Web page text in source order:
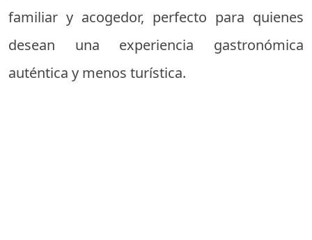
familiar y acogedor, perfecto para quienes
desean una experiencia gastronómica
auténtica y menos turística.